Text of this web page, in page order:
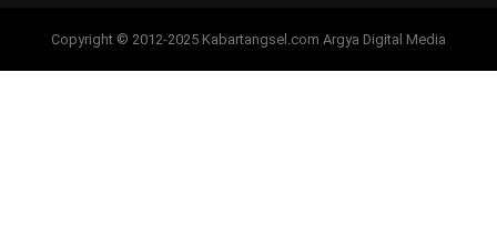
Copyright © 2012-2025 Kabartangsel.com Argya Digital Media